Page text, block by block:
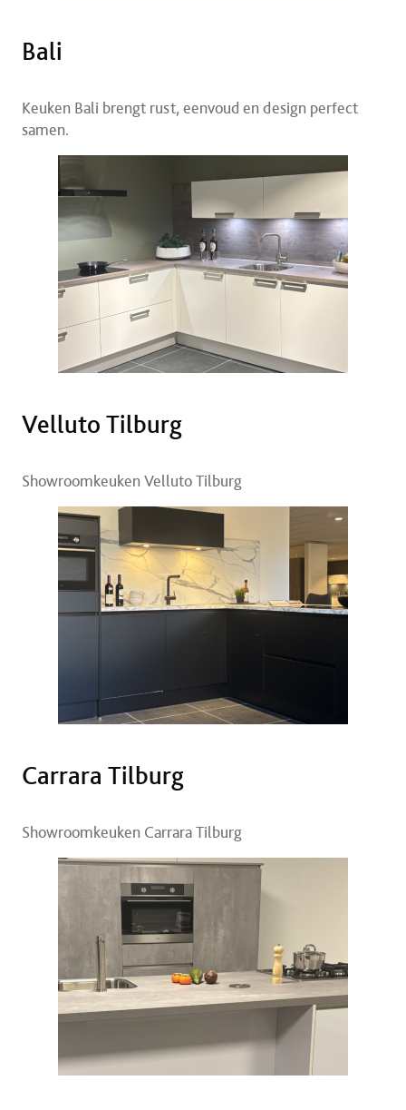
Bali
Keuken Bali brengt rust, eenvoud en design perfect
samen.
Velluto Tilburg
Showroomkeuken Velluto Tilburg
Carrara Tilburg
Showroomkeuken Carrara Tilburg